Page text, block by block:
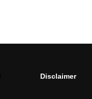
Disclaimer